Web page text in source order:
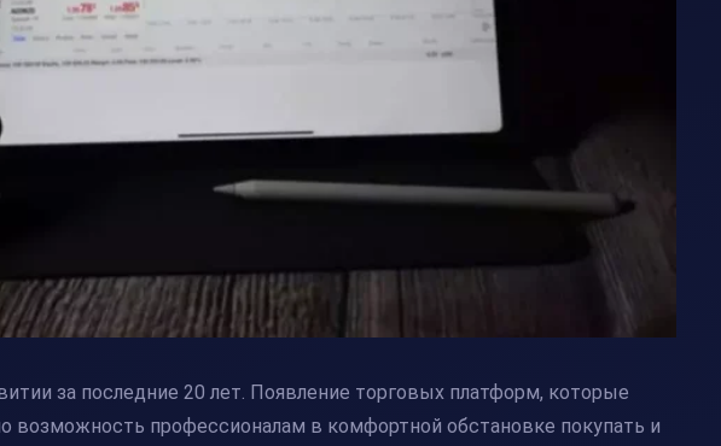
за последние 20 лет. Появление торговых платформ, которые
возможность профессионалам в комфортной обстановке покупать и